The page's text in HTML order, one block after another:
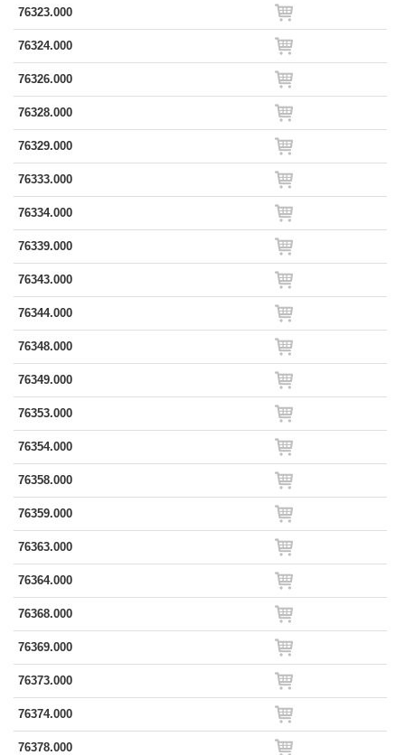
76323.000
76324.000
76326.000
76328.000
76329.000
76333.000
76334.000
76339.000
76343.000
76344.000
76348.000
76349.000
76353.000
76354.000
76358.000
76359.000
76363.000
76364.000
76368.000
76369.000
76373.000
76374.000
76378.000